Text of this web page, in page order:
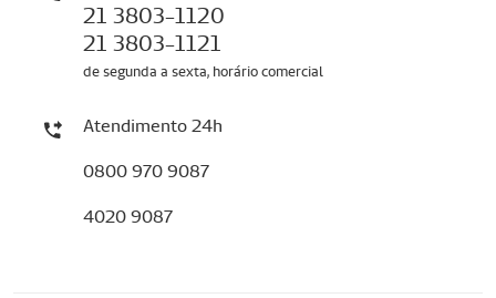
21 3803-1120
21 3803-1121
de segunda a sexta, horário comercial
Atendimento 24h
0800 970 9087
4020 9087